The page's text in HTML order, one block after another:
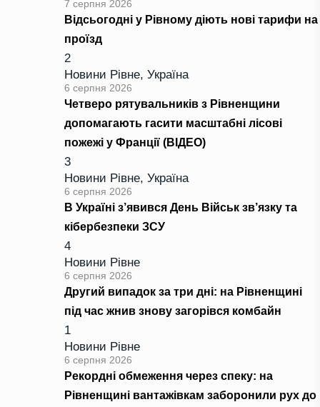
7 серпня 2026
Відсьогодні у Рівному діють нові тарифи на
проїзд
2
Новини Рівне, Україна
6 серпня 2026
Четверо рятувальників з Рівненщини
допомагають гасити масштабні лісові
пожежі у Франції (ВІДЕО)
3
Новини Рівне, Україна
6 серпня 2026
В Україні з’явився День Військ зв’язку та
кібербезпеки ЗСУ
4
Новини Рівне
6 серпня 2026
Другий випадок за три дні: на Рівненщині
під час жнив знову загорівся комбайн
1
Новини Рівне
6 серпня 2026
Рекордні обмеження через спеку: на
Рівненщині вантажівкам заборонили рух до